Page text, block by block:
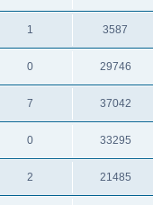
1 3587
0 29746
7 37042
0 33295
2 21485